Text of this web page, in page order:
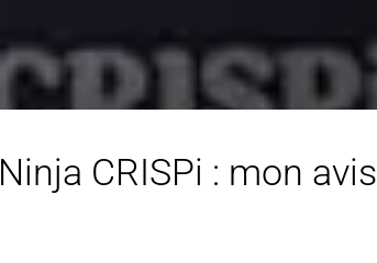
Ninja CRISPi : mon